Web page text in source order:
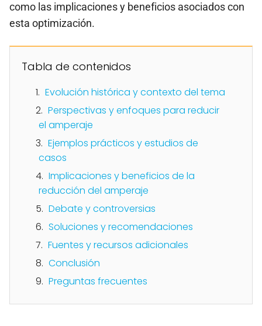
como las implicaciones y beneficios asociados con
esta optimización.
Tabla de contenidos
Evolución histórica y contexto del tema
Perspectivas y enfoques para reducir
el amperaje
Ejemplos prácticos y estudios de
casos
Implicaciones y beneficios de la
reducción del amperaje
Debate y controversias
Soluciones y recomendaciones
Fuentes y recursos adicionales
Conclusión
Preguntas frecuentes